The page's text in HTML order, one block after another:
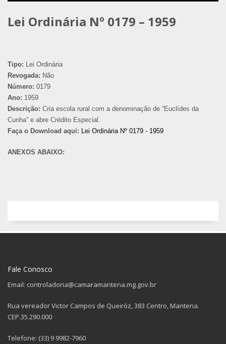
Lei Ordinária Nº 0179 – 1959
Tipo: Lei Ordinária
Revogada: Não
Número: 0179
Ano: 1959
Descrição: Cria escola rural com a denominação de “Euclídes da
Cunha” e abre Crédito Especial.
Faça o Download aqui: Lei Ordinária Nº 0179 - 1959
ANEXOS ABAIXO:
Fale Conosco
Email: controladoria@camaramantena.mg.gov.br
Rua vereador Victor Campos de Queiróz, 383 Centro, Mantena.
CEP.35.290.000
Telefone: (33) 9 9982-7960